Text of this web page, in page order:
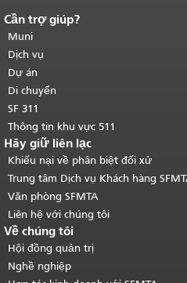
Kết thúc nội dung trang.
của trang này được lặp lại trên mọi
trang.Quay lại đầu trang nội dung
chính.
Cần trợ giúp?
Muni
Dịch vụ
Dự án
Di chuyển
SF 311
Thông tin khu vực 511
Hãy giữ liên lạc
Khiếu nại về phân biệt đối xử
Trung tâm Dịch vụ Khách hàng
Văn phòng SFMTA
Liên hệ với chúng tôi
Về chúng tôi
Hội đồng quản trị
Nghề nghiệp